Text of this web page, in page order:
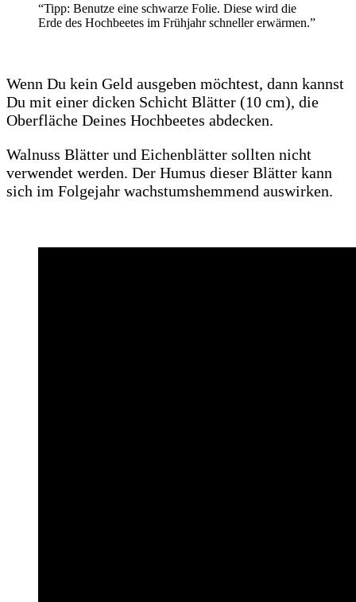
“Tipp: Benutze eine schwarze Folie. Diese wird die
Erde des Hochbeetes im Frühjahr schneller erwärmen.”
Wenn Du kein Geld ausgeben möchtest, dann kannst
Du mit einer dicken Schicht Blätter (10 cm), die
Oberfläche Deines Hochbeetes abdecken.
Walnuss Blätter und Eichenblätter sollten nicht
verwendet werden. Der Humus dieser Blätter kann
sich im Folgejahr wachstumshemmend auswirken.